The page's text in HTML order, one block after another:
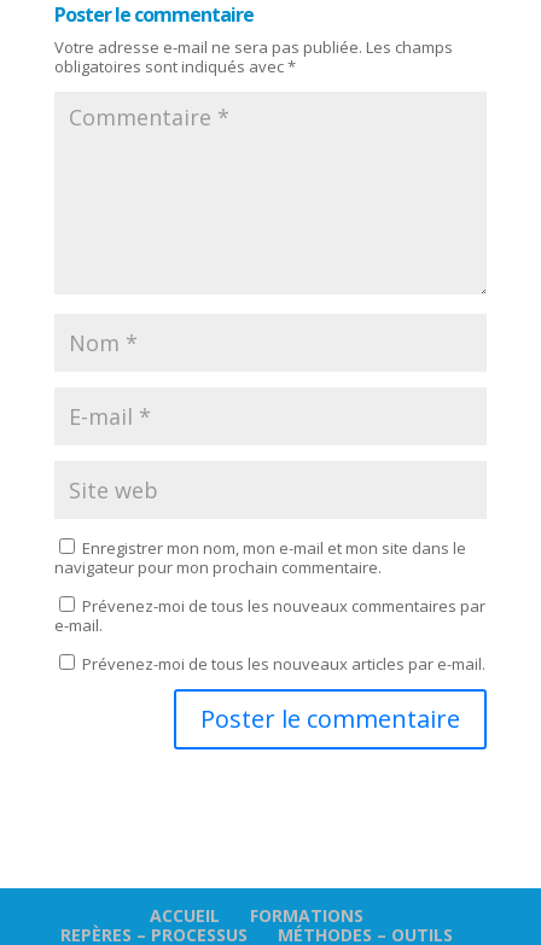
Poster le commentaire
Votre adresse e-mail ne sera pas publiée. Les champs
obligatoires sont indiqués avec*
Enregistrer mon nom, mon e-mail et mon site dans le
navigateur pour mon prochain commentaire.
Prévenez-moi de tous les nouveaux commentaires par
e-mail.
Prévenez-moi de tous les nouveaux articles par e-mail.
ACCUEIL
FORMATIONS
REPÈRES – PROCESSUS
MÉTHODES – OUTILS